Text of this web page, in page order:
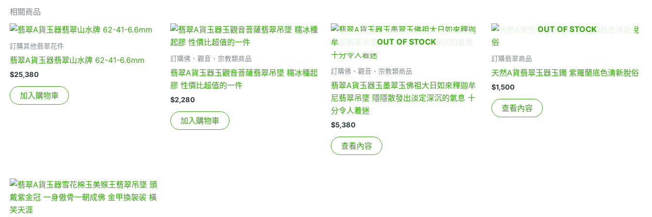
相關商品
訂購其他翡翠花件
翡翠A貨玉器翡翠山水牌 62-41-6.6mm
$25,380
加入購物車
訂購佛、觀音、宗教類商品
翡翠A貨玉器玉觀音菩薩翡翠吊墜 糯冰種起
膠 性價比超值的一件
$2,280
加入購物車
OUT OF STOCK
訂購佛、觀音、宗教類商品
翡翠A貨玉器玉墨翠玉佛祖大日如來釋迦牟
尼翡翠吊墜 隱隱散發出淡定深沉的氣息 十
分令人着迷
$5,380
查看內容
OUT OF STOCK
訂購翡翠商品
天然A貨翡翠玉器玉鐲 紫羅蘭底色清新脫俗
$1,500
查看內容